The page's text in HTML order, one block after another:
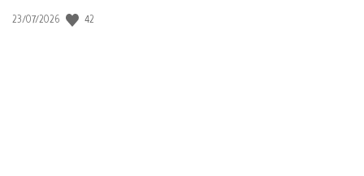
Data
23/07/2026 42